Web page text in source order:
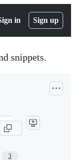
in Sign up
snippets.
3